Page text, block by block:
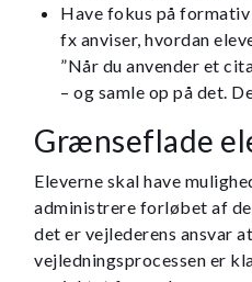
Have fokus på
fx anviser, hvordan
”Når du anvender et
– og samle op på det.
Grænseflade
Eleverne skal have
administrere forløbet af
det er vejlederens ansvar
vejledningsprocessen er